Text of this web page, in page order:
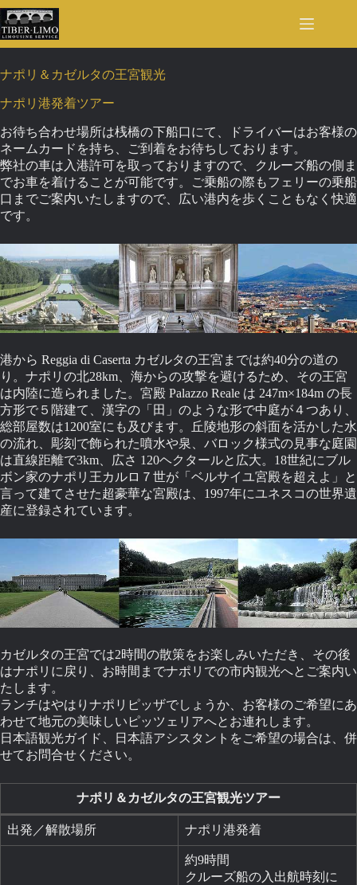
Skip
to
content
ナポリ＆カゼルタの王宮観光
ナポリ港発着ツアー
お待ち合わせ場所は桟橋の下船口にて、ドライバーはお客様の
ネームカードを持ち、ご到着をお待ちしております。
弊社の車は入港許可を取っておりますので、クルーズ船の側ま
でお車を着けることが可能です。ご乗船の際もフェリーの乗船
口までご案内いたしますので、広い港内を歩くこともなく快適
です。
港から Reggia di Caserta カゼルタの王宮までは約40分の道の
り。ナポリの北28km、海からの攻撃を避けるため、その王宮
は内陸に造られました。宮殿 Palazzo Reale は 247m×184m の長
方形で５階建て、漢字の「田」のような形で中庭が４つあり、
総部屋数は1200室にも及びます。丘陵地形の斜面を活かした水
の流れ、彫刻で飾られた噴水や泉、バロック様式の見事な庭園
は直線距離で3km、広さ 120ヘクタールと広大。18世紀にブル
ボン家のナポリ王カルロ７世が「ベルサイユ宮殿を超えよ」と
言って建てさせた超豪華な宮殿は、1997年にユネスコの世界遺
産に登録されています。
カゼルタの王宮では2時間の散策をお楽しみいただき、その後
はナポリに戻り、お時間までナポリでの市内観光へとご案内い
たします。
ランチはやはりナポリピッザでしょうか、お客様のご希望にあ
わせて地元の美味しいピッツェリアへとお連れします。
日本語観光ガイド、日本語アシスタントをご希望の場合は、併
せてお問合せください。
ナポリ＆カゼルタの王宮観光ツアー
出発／解散場所 ナポリ港発着
約9時間
クルーズ船の入出航時刻に